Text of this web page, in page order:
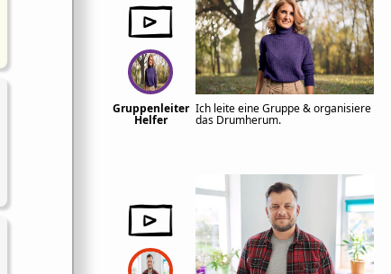
Gruppenleiter
Helfer
Ich leite eine Gruppe & organisiere
das Drumherum.